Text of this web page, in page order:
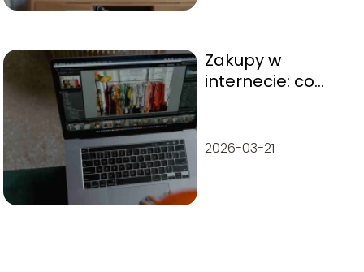
Zakupy w
internecie: co
zamówienia?
2026-03-21